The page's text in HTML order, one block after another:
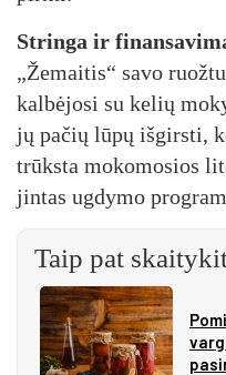
Strin­ga ir
„Že­mai­tis“ sa­vo
kal­bė­jo­si su ke­lių
jų pa­čių lū­pų iš­girs­ti,
trūks­ta mo­ko­mo­sios
jin­tas ug­dy­mo
Taip pat